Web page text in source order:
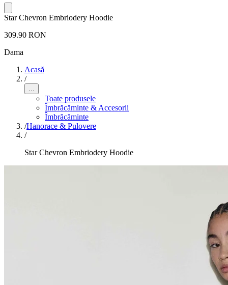
Star Chevron Embriodery Hoodie
309.90 RON
Dama
Acasă
/
...
Toate produsele
Îmbrăcăminte & Accesorii
Îmbrăcăminte
/Hanorace & Pulovere
/
Star Chevron Embriodery Hoodie